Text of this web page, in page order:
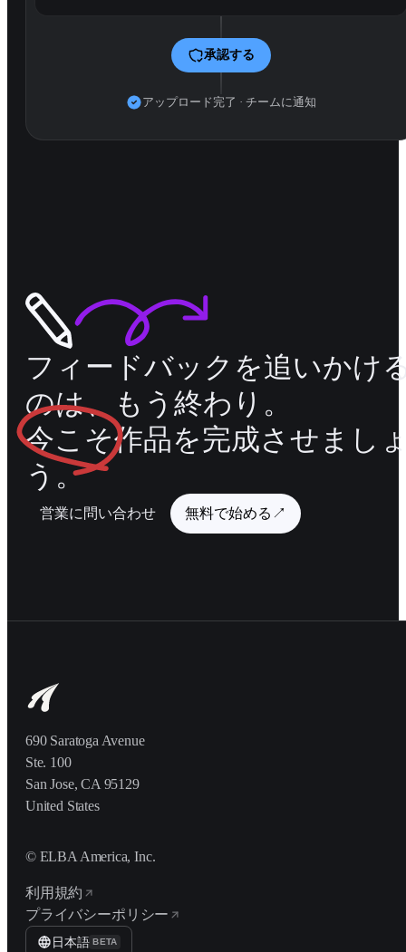
承認する
アップロード完了 · チームに通知
フィードバックを追いかけ
のは、もう終わり。
今こそ作品を完成させまし
う。
営業に問い合わせ 無料で始める ↗
690 Saratoga Avenue
Ste. 100
San Jose, CA 95129
United States
© ELBA America, Inc.
利用規約
プライバシーポリシー
日本語 BETA